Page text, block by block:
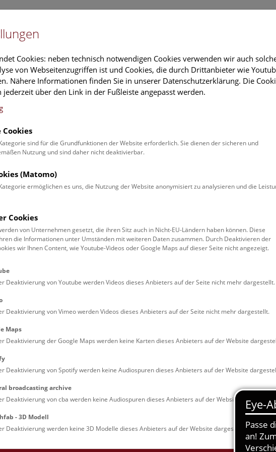
Führungen & Aktivitäten Deck 50
durch die
12:00 Uhr |
zeigt ausgewählte
Syphilis oder
und
lebensecht. Auch
eingegangen. Auf
eingegangen werden.
hier.
möglich.
Cookies: neben technisch notwendigen Cookies verwenden wir auch
von Webseitenzugriffen ist und Cookies, die durch Drittanbieter wie
Nähere Informationen finden Sie in unserer Datenschutzerklärung. Die
jederzeit über den Link in der Fußleiste angepasst werden.
sind für die Grundfunktionen der Website erforderlich. Sie dienen der sicheren und
Nutzung und sind daher nicht deaktivierbar.
(Matomo)
ermöglichen es uns, die Nutzung der Website anonymisiert zu analysieren und die
Cookies
von Unternehmen gesetzt, die ihren Sitz auch in Nicht-EU-Ländern haben können. Diese
die Informationen unter Umständen mit weiteren Daten zusammen. Durch Deaktivieren der
wir Ihnen Content, wie Youtube-Videos oder Google Maps auf dieser Seite nicht angezeigt.
Deaktivierung von Youtube werden Videos dieses Anbieters auf der Seite nicht mehr dargestellt.
Deaktivierung von Vimeo werden Videos dieses Anbieters auf der Seite nicht mehr dargestellt.
Maps
Deaktivierung der Google Maps werden keine Karten dieses Anbieters auf der Website
Deaktivierung von Spotify werden keine Audiospuren dieses Anbieters auf der Website
broadcasting archive
Deaktivierung von cba werden keine Audiospuren dieses Anbieters auf der Website dargestellt.
- 3D Modell
Deaktivierung werden keine 3D Modelle dieses Anbieters auf der Website dargestellt.